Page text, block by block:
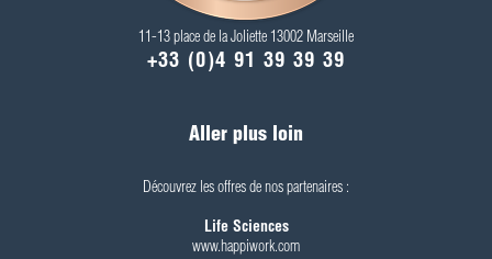
11-13 place de la Joliette 13002 Marseille
+33 (0)4 91 39 39 39
Aller plus loin
Découvrez les offres de nos partenaires :
Life Sciences
www.happiwork.com